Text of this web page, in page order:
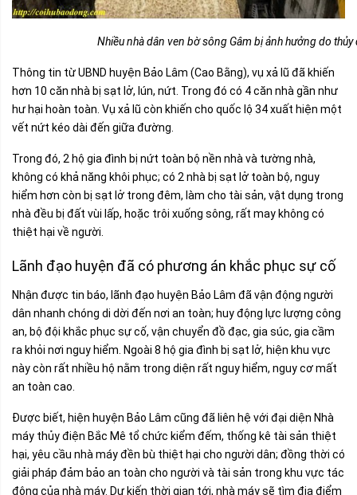
Nhiều nhà dân ven bờ sông Gâm bị ảnh hưởng do thủy
Thông tin từ UBND huyện Bảo Lâm (Cao Bằng), vụ xả lũ đã khiến
hơn 10 căn nhà bị sạt lở, lún, nứt. Trong đó có 4 căn nhà gần như
hư hại hoàn toàn. Vụ xả lũ còn khiến cho quốc lộ 34 xuất hiện một
vết nứt kéo dài đến giữa đường.
Trong đó, 2 hộ gia đình bị nứt toàn bộ nền nhà và tường nhà,
không có khả năng khôi phục; có 2 nhà bị sạt lở toàn bộ, nguy
hiểm hơn còn bị sạt lở trong đêm, làm cho tài sản, vật dụng trong
nhà đều bị đất vùi lấp, hoặc trôi xuống sông, rất may không có
thiệt hại về người.
Lãnh đạo huyện đã có phương án khắc phục sự cố
Nhận được tin báo, lãnh đạo huyện Bảo Lâm đã vận động người
dân nhanh chóng di dời đến nơi an toàn; huy động lực lượng công
an, bộ đội khắc phục sự cố, vận chuyển đồ đạc, gia súc, gia cầm
ra khỏi nơi nguy hiểm. Ngoài 8 hộ gia đình bị sạt lở, hiện khu vực
này còn rất nhiều hộ nằm trong diện rất nguy hiểm, nguy cơ mất
an toàn cao.
Được biết, hiện huyện Bảo Lâm cũng đã liên hệ với đại diện Nhà
máy thủy điện Bắc Mê tổ chức kiểm đếm, thống kê tài sản thiệt
hại, yêu cầu nhà máy đền bù thiệt hại cho người dân; đồng thời có
giải pháp đảm bảo an toàn cho người và tài sản trong khu vực tác
động của nhà máy. Dự kiến thời gian tới, nhà máy sẽ tìm địa điểm